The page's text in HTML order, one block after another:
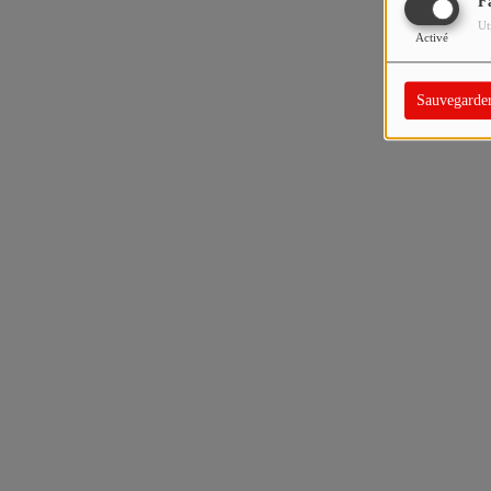
Activé